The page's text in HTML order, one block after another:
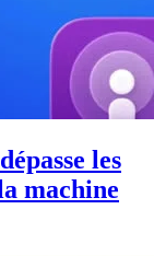
les
machine